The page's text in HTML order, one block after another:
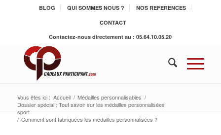
BLOG QUI SOMMES NOUS ?
NOS REFERENCES
CONTACT
Contactez-nous directement au : 05.64.10.05.20
Vous êtes ici : Accueil / Médailles personnalisables /
Dossier spécial : Tout savoir sur les médailles personnalisées
sport
/ Comment sont fabriquées les médailles personnalisées ?